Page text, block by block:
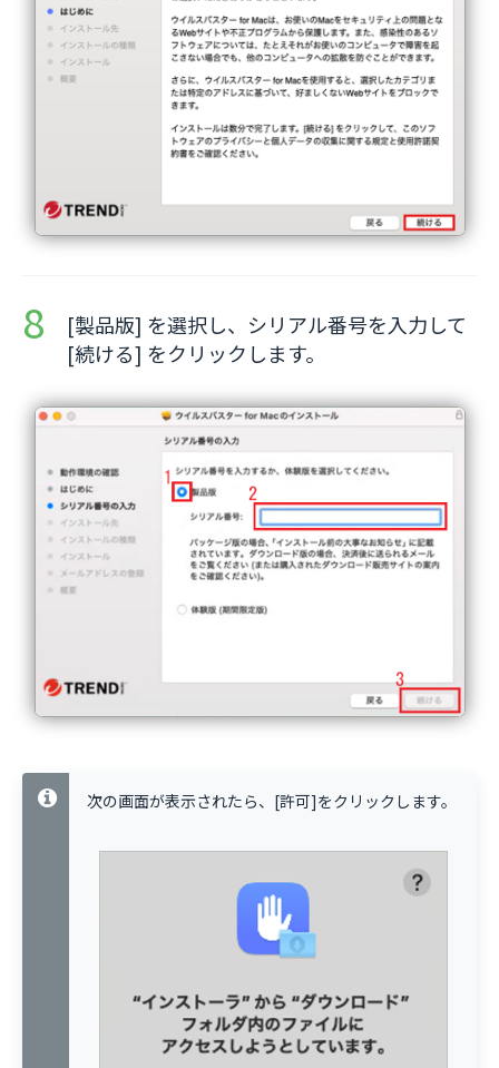
[製品版] を選択し、シリアル番号を入力して
[続ける] をクリックします。
次の画面が表示されたら、[許可]をクリックします。